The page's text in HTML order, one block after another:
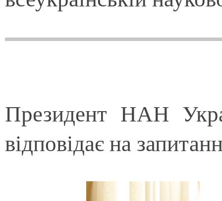
Президент НАН
відповідає на